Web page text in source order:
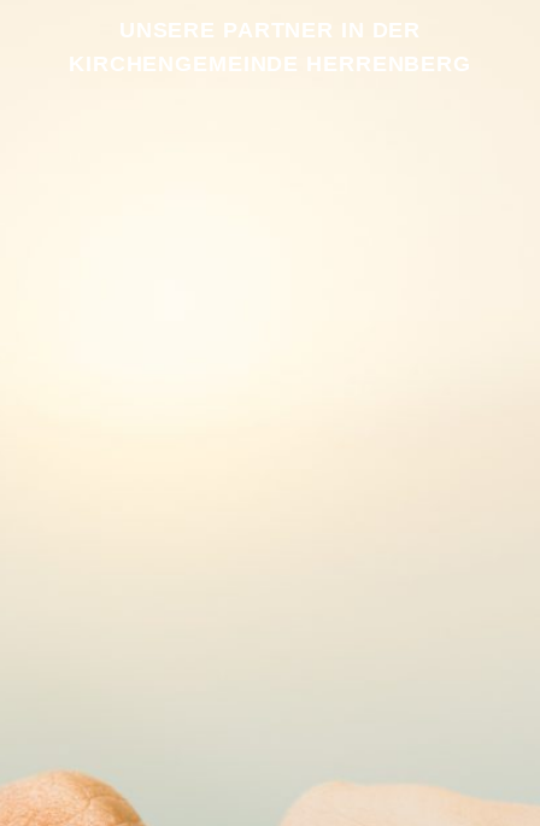
UNSERE PARTNER IN DER
KIRCHENGEMEINDE HERRENBERG